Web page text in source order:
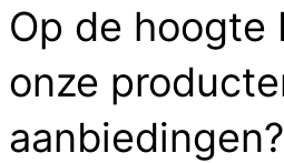
Op de hoogte
onze
aanbiedingen?